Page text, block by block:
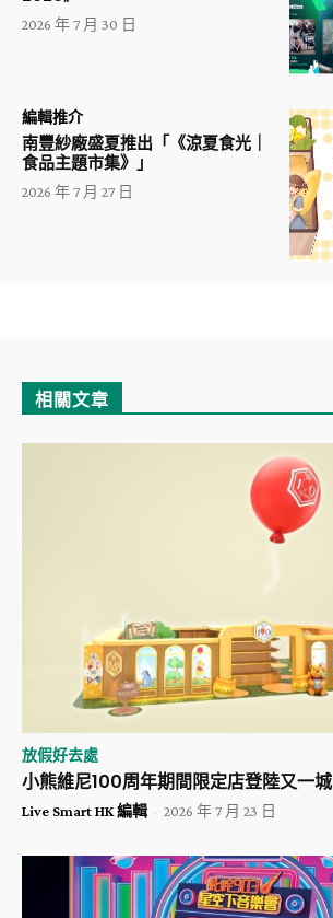
2026 年 7 月 30 日
編輯推介
南豐紗廠盛夏推出「《涼夏食光｜
食品主題市集》」
2026 年 7 月 27 日
相關文章
放假好去處
小熊維尼100周年期間限定店登陸又一城
Live Smart HK 編輯 - 2026 年 7 月 23 日